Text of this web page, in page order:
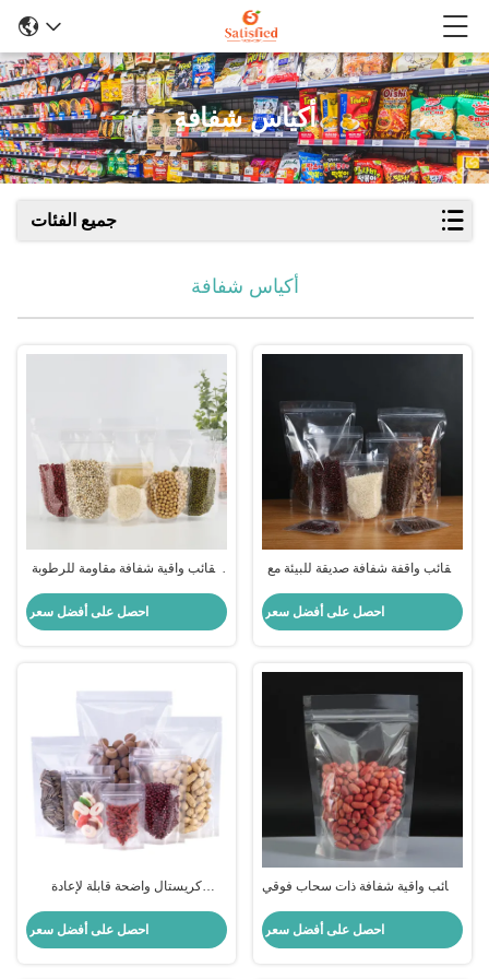
أكياس شفافة
جميع الفئات
أكياس شفافة
حقائب واقية شفافة مقاومة للرطوبة
احصل على أفضل سعر
حقائب واقفة شفافة صديقة للبيئة مع
احصل على أفضل سعر
كريستال واضحة قابلة لإعادة
للتغليف وجبات خفيفة الغذاء
احصل على أفضل سعر
حقائب واقية شفافة ذات سحاب فوقي
احصل على أفضل سعر